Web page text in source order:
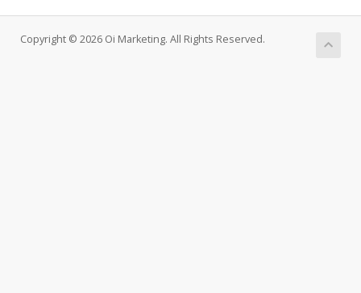
Copyright © 2026 Oi Marketing. All Rights Reserved.